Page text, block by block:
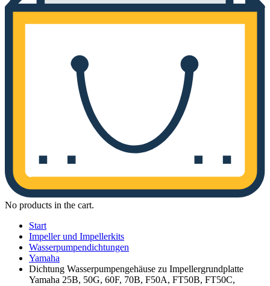
No products in the cart.
Start
Impeller und Impellerkits
Wasserpumpendichtungen
Yamaha
Dichtung Wasserpumpengehäuse zu Impellergrundplatte
Yamaha 25B, 50G, 60F, 70B, F50A, FT50B, FT50C,